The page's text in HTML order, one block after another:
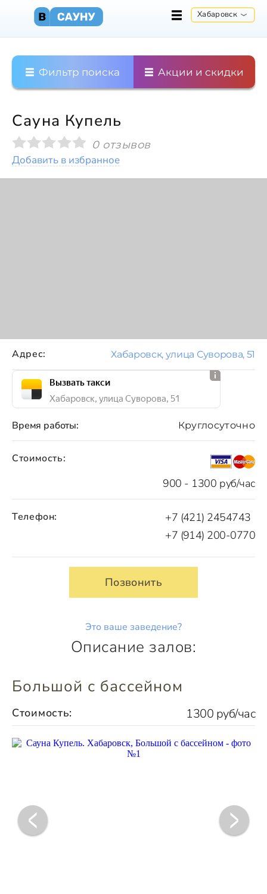
Хабаровск
Фильтр поиска Акции и скидки
Сауна Купель
0 отзывов
Добавить в избранное
Стоимость:
900 - 1300 руб/час
Время работы: Круглосуточно
Телефон:
+7 (421) 2454743
+7 (914) 200-0770
Позвонить
Это ваше заведение?
Адрес: Хабаровск, улица Суворова, 51
Вызвать такси
Хабаровск, улица Суворова, 51
Описание залов:
Большой с бассейном
Стоимость: 1300 руб/час